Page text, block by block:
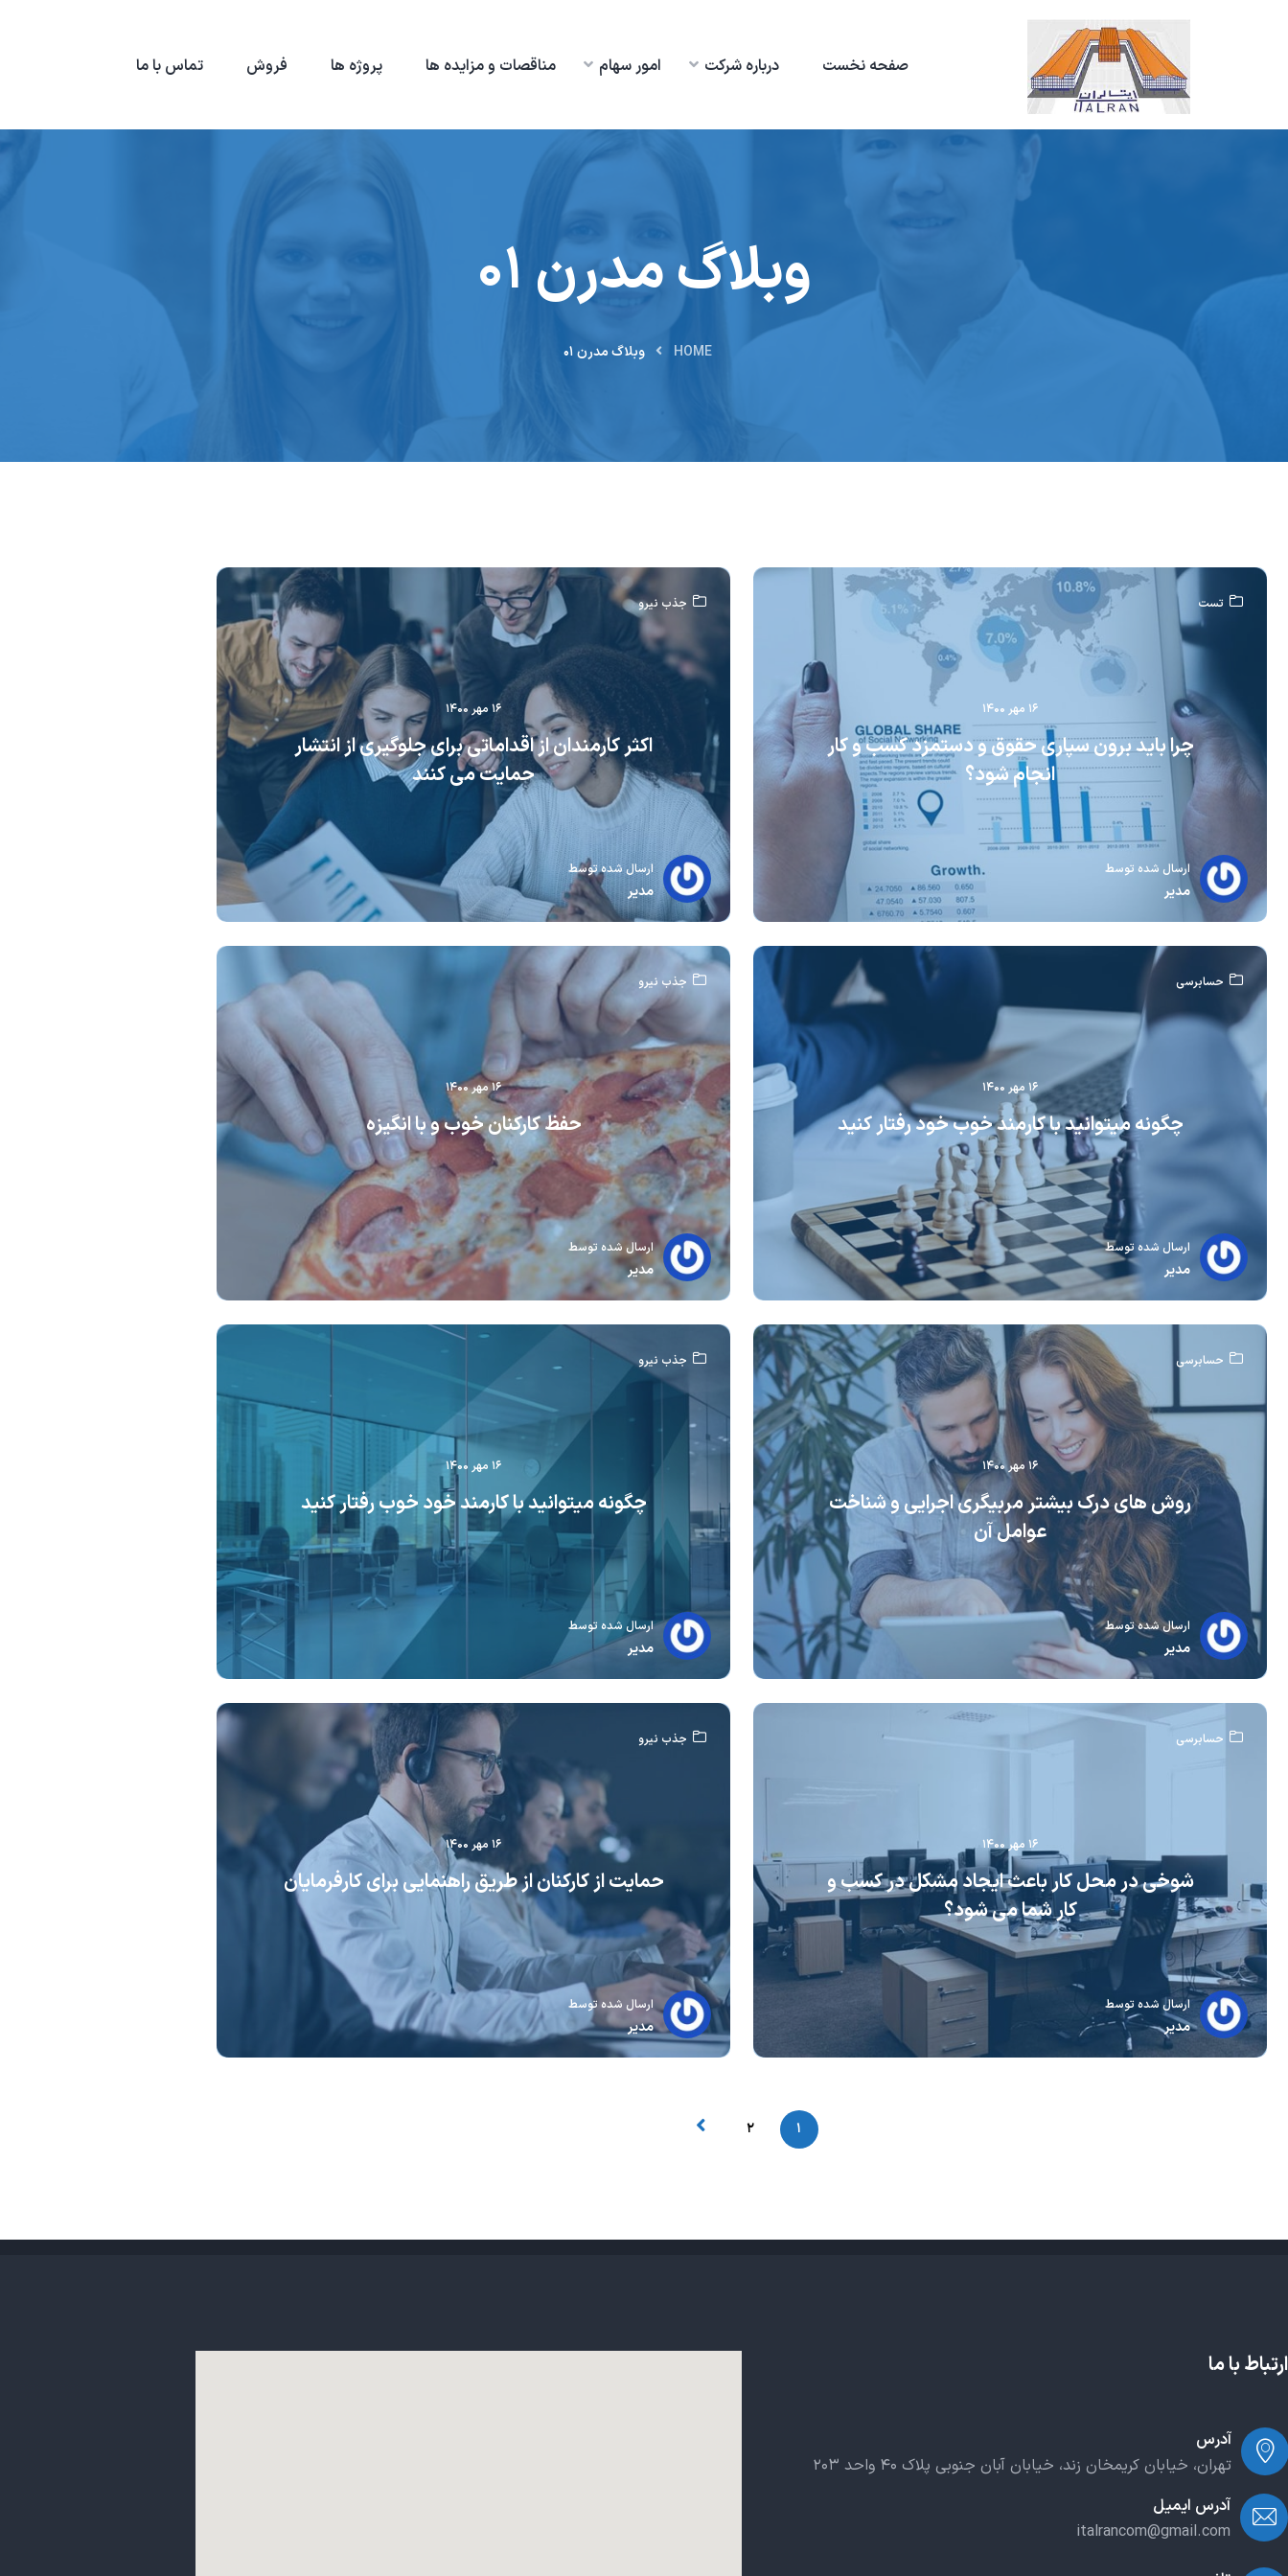
صفحه نخست درباره شرکت امور سهام مناقصات و مزایده ها پروژه ها فروش تماس با ما
وبلاگ مدرن ۰۱
HOME وبلاگ مدرن ۰۱
تست
۱۶ مهر ۱۴۰۰
چرا باید برون سپاری حقوق و دستمزد کسب و کار
انجام شود؟
ارسال شده توسط
مدیر
جذب نیرو
۱۶ مهر ۱۴۰۰
اکثر کارمندان از اقداماتی برای جلوگیری از انتشار
حمایت می کنند
ارسال شده توسط
مدیر
حسابرسی
۱۶ مهر ۱۴۰۰
چگونه میتوانید با کارمند خوب خود رفتار کنید
ارسال شده توسط
مدیر
جذب نیرو
۱۶ مهر ۱۴۰۰
حفظ کارکنان خوب و با انگیزه
ارسال شده توسط
مدیر
حسابرسی
۱۶ مهر ۱۴۰۰
روش های درک بیشتر مربیگری اجرایی و شناخت
عوامل آن
ارسال شده توسط
مدیر
جذب نیرو
۱۶ مهر ۱۴۰۰
چگونه میتوانید با کارمند خود خوب رفتار کنید
ارسال شده توسط
مدیر
حسابرسی
۱۶ مهر ۱۴۰۰
شوخی در محل کار باعث ایجاد مشکل در کسب و
کار شما می شود؟
ارسال شده توسط
مدیر
جذب نیرو
۱۶ مهر ۱۴۰۰
حمایت از کارکنان از طریق راهنمایی برای کارفرمایان
ارسال شده توسط
مدیر
۱ ۲
ارتباط با ما
آدرس
تهران، خیابان کریمخان زند، خیابان آبان جنوبی پلاک ۴۰ واحد ۲۰۳
آدرس ایمیل
italrancom@gmail.com